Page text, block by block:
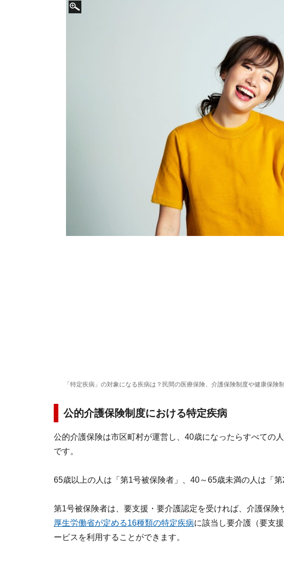
「特定疾病」の対象になる疾病は？民間の医療保険、介護保険制度や健康保険
公的介護保険制度における特定疾病
公的介護保険は市区町村が運営し、40歳になったらすべての
です。
65歳以上の人は「第1号被保険者」、40～65歳未満の人は「第
第1号被保険者は、要支援・要介護認定を受ければ、介護保険
厚生労働省が定める16種類の特定疾病に該当し要介護（要支
ービスを利用することができます。